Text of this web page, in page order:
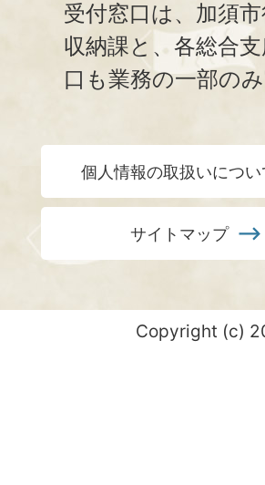
受付窓口は、加須
収納課と、 各総合
口も業務の一部のみ
個人情報の取扱いについ
サイトマップ
Copyright (c)